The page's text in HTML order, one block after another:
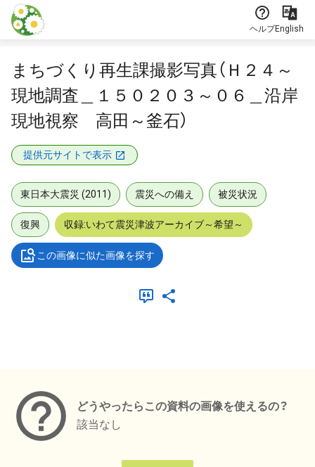
本文に飛ぶ
ヘルプEnglish
まちづくり再生課撮影写真（Ｈ２４～
現地調査＿１５０２０３～０６＿沿岸
現地視察 高田～釜石）
提供元サイトで表示
東日本大震災 (2011) 震災への備え 被災状況
復興 収録:いわて震災津波アーカイブ～希望～
この画像に似た画像を探す
どうやったらこの資料の画像を使えるの？
該当なし